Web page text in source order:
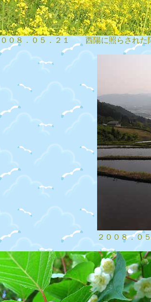
０８．０５．２１ 西陽に照らされた
２００８．０